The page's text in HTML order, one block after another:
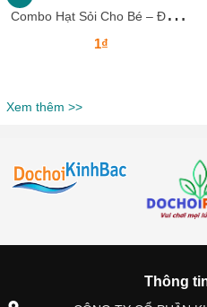
C
ombo Hạt Sỏi Cho Bé – Đồ Chơi Xúc Cát An Toàn, Giúp Bé Thỏa Sức Sáng Tạo Ngay Tại Nhà
1₫
Xem thêm >>
Thông